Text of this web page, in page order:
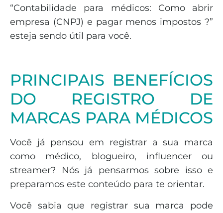
“Contabilidade para médicos: Como abrir
empresa (CNPJ) e pagar menos impostos ?”
esteja sendo útil para você.
PRINCIPAIS BENEFÍCIOS
DO REGISTRO DE
MARCAS PARA MÉDICOS
Você já pensou em registrar a sua marca
como médico, blogueiro, influencer ou
streamer? Nós já pensarmos sobre isso e
preparamos este conteúdo para te orientar.
Você sabia que registrar sua marca pode